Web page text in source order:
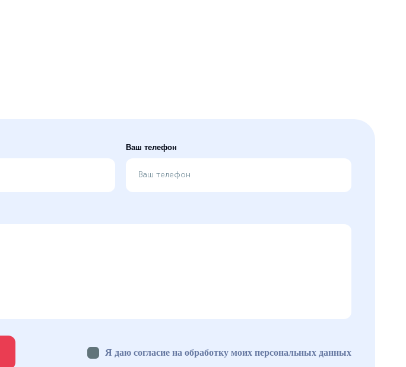
Ваш телефон
Я даю согласие на обработку моих персональных данных